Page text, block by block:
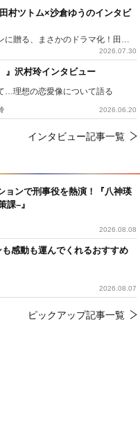
ョンで刑事役を熱演！『八神瑛
課–』
2026.08.08
感動も運んでくれるおすすめ
2026.08.07
ピックアップ記事一覧
村ツトム×沙倉ゆうのインタビ
2026.07.30
』沢村玲インタビュー
…理想の恋愛像について語る
2026.06.20
インタビュー記事一覧